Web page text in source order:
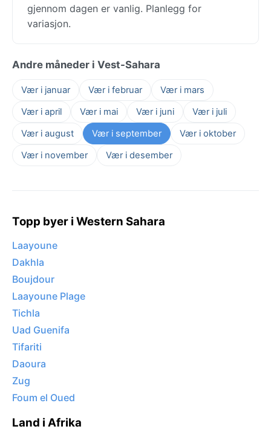
gjennom dagen er vanlig. Planlegg for
variasjon.
Andre måneder i Vest-Sahara
Vær i januar Vær i februar
Vær i mars
Vær i april
Vær i mai Vær i juni
Vær i juli
Vær i august
Vær i september
Vær i oktober
Vær i november
Vær i desember
Topp byer i Western Sahara
Laayoune
Dakhla
Boujdour
Laayoune Plage
Tichla
Uad Guenifa
Tifariti
Daoura
Zug
Foum el Oued
Land i Afrika